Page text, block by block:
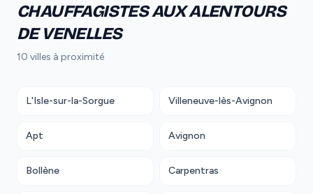
CHAUFFAGISTES AUX ALENTOURS
DE VENELLES
10 villes à proximité
L'Isle-sur-la-Sorgue Villeneuve-lès-Avignon
Apt Avignon
Bollène Carpentras